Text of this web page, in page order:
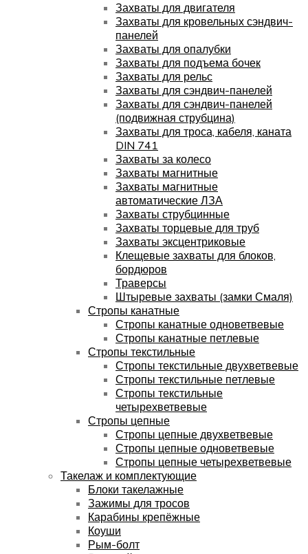
Захваты для двигателя
Захваты для кровельных сэндвич-
панелей
Захваты для опалубки
Захваты для подъема бочек
Захваты для рельс
Захваты для сэндвич-панелей
Захваты для сэндвич-панелей
(подвижная струбцина)
Захваты для троса, кабеля, каната
DIN 741
Захваты за колесо
Захваты магнитные
Захваты магнитные
автоматические ЛЗА
Захваты струбцинные
Захваты торцевые для труб
Захваты эксцентриковые
Клещевые захваты для блоков,
бордюров
Траверсы
Штыревые захваты (замки Смаля)
Стропы канатные
Стропы канатные одноветвевые
Стропы канатные петлевые
Стропы текстильные
Стропы текстильные двухветвевые
Стропы текстильные петлевые
Стропы текстильные
четырехветвевые
Стропы цепные
Стропы цепные двухветвевые
Стропы цепные одноветвевые
Стропы цепные четырехветвевые
Такелаж и комплектующие
Блоки такелажные
Зажимы для тросов
Карабины крепёжные
Коуши
Рым-болт